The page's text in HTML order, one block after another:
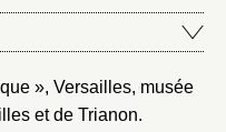
», Versailles, musée
et de Trianon.